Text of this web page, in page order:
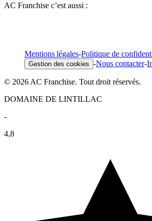
AC Franchise c’est aussi :
Mentions légales-Politique de
Gestion des cookies -Nous contacter-
© 2026 AC Franchise. Tout droit réservés.
DOMAINE DE LINTILLAC
-
4,8